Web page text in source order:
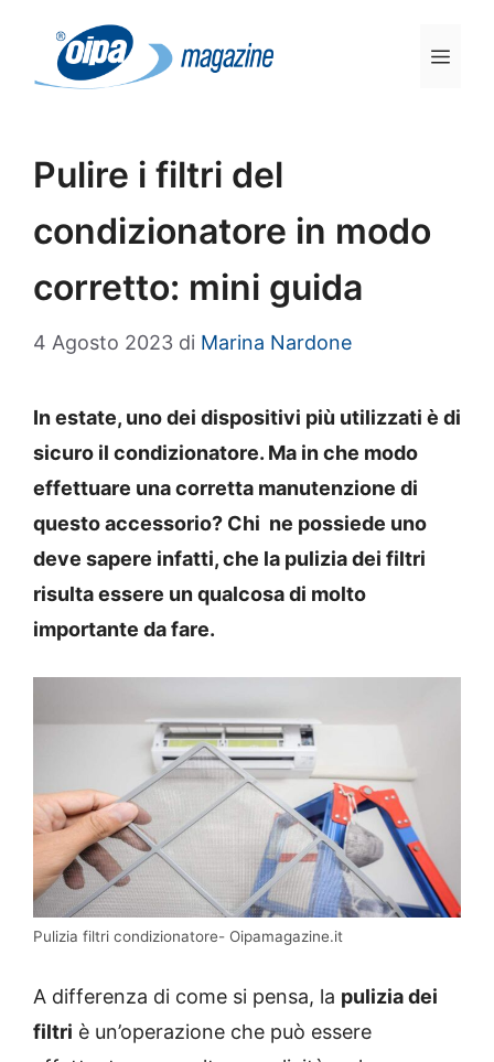
contenuto
Pulire i filtri del
condizionatore in modo
corretto: mini guida
4 Agosto 2023 di Marina Nardone
In estate, uno dei dispositivi più utilizzati è di
sicuro il condizionatore. Ma in che modo
effettuare una corretta manutenzione di
questo accessorio? Chi ne possiede uno
deve sapere infatti, che la pulizia dei filtri
risulta essere un qualcosa di molto
importante da fare.
Pulizia filtri condizionatore- Oipamagazine.it
A differenza di come si pensa, la pulizia dei
filtri è un’operazione che può essere